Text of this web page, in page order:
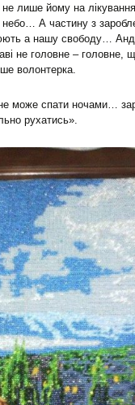
лише йому на
А частину з
а нашу свободу…
не головне – головне,
волонтерка.
може спати ночами…
рухатись».